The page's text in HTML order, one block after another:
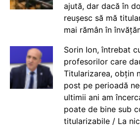
ajută, dar dacă în
reușesc să mă
mai rămân în
Sorin Ion, întrebat
profesorilor care
Titularizarea, obțin
post pe perioadă
ultimii ani am
poate de bine sub
titularizabile / La